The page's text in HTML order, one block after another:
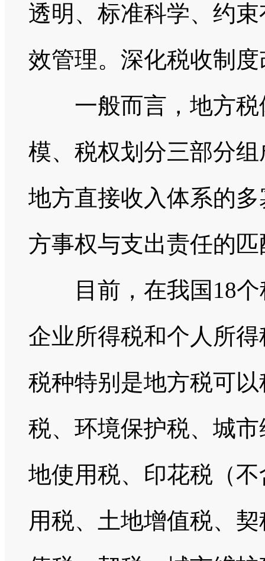
透明、标准科学、约
效管理。深化税收制
一般而言，地方税
模、税权划分三部分
地方直接收入体系的
方事权与支出责任的
目前，在我国18个
企业所得税和个人所
税种特别是地方税可
税、环境保护税、城市
地使用税、印花税（
用税、土地增值税、